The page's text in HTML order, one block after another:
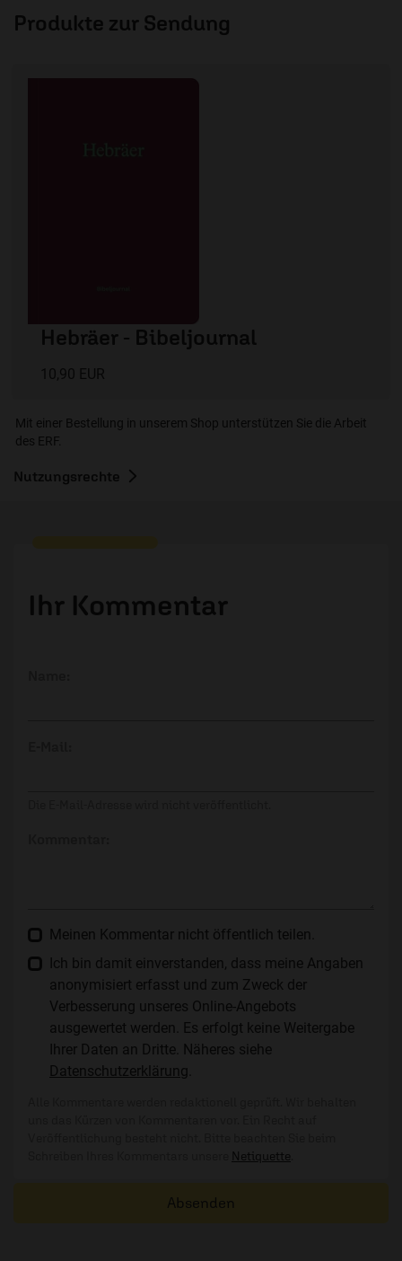
Produkte zur Sendung
Hebräer - Bibeljournal
10,90 EUR
Mit einer Bestellung in unserem Shop unterstützen Sie die Arbeit
des ERF.
Nutzungsrechte
Ihr Kommentar
Meinen Kommentar nicht öffentlich teilen.
Ich bin damit einverstanden, dass meine Angaben
anonymisiert erfasst und zum Zweck der
Verbesserung unseres Online-Angebots
ausgewertet werden. Es erfolgt keine Weitergabe
Ihrer Daten an Dritte. Näheres siehe
Datenschutzerklärung
Netiquette
Absenden